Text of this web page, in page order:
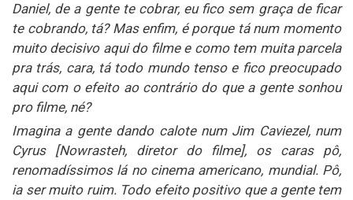
Daniel, de a gente te cobrar, eu fico sem graça de ficar
te cobrando, tá? Mas enfim, é porque tá num momento
muito decisivo aqui do filme e como tem muita parcela
pra trás, cara, tá todo mundo tenso e fico preocupado
aqui com o efeito ao contrário do que a gente sonhou
pro filme, né?
Imagina a gente dando calote num Jim Caviezel, num
Cyrus [Nowrasteh, diretor do filme], os caras pô,
renomadíssimos lá no cinema americano, mundial. Pô,
ia ser muito ruim. Todo efeito positivo que a gente tem